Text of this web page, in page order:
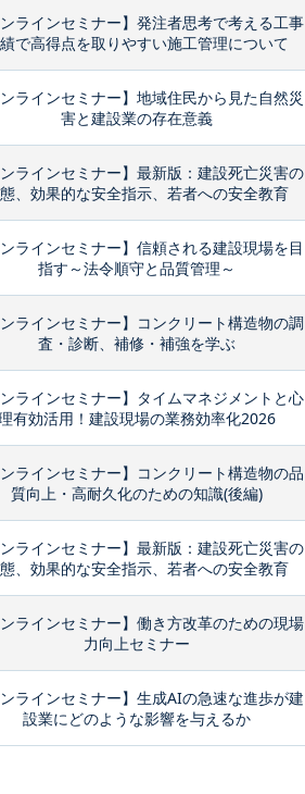
ンラインセミナー】発注者思考で考える工事
で高得点を取りやすい施工管理について
ンラインセミナー】地域住民から見た自然災
害と建設業の存在意義
ンラインセミナー】最新版：建設死亡災害の
、効果的な安全指示、若者への安全教育
ンラインセミナー】信頼される建設現場を目
指す～法令順守と品質管理～
ンラインセミナー】コンクリート構造物の調
査・診断、補修・補強を学ぶ
ンラインセミナー】タイムマネジメントと心
有効活用！建設現場の業務効率化2026
ンラインセミナー】コンクリート構造物の品
質向上・高耐久化のための知識(後編)
ンラインセミナー】最新版：建設死亡災害の
、効果的な安全指示、若者への安全教育
ンラインセミナー】働き方改革のための現場
力向上セミナー
ンラインセミナー】生成AIの急速な進歩が建
設業にどのような影響を与えるか